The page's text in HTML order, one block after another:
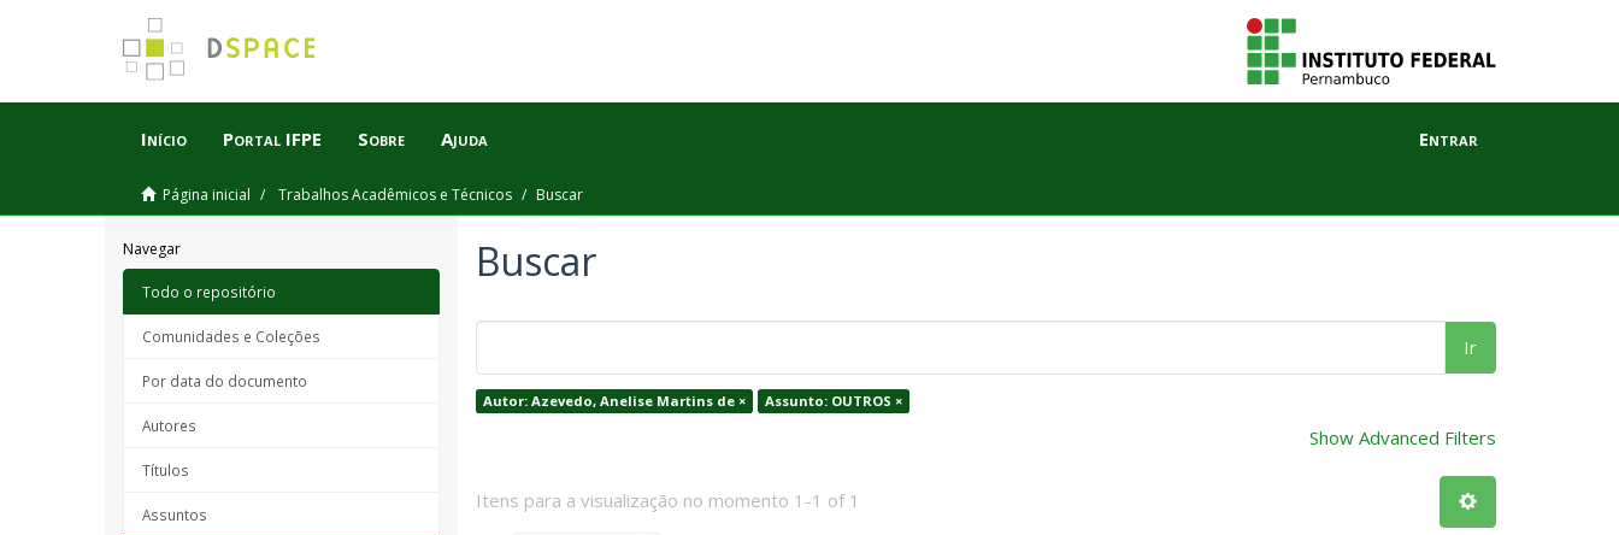
Início Portal IFPE Sobre Ajuda Entrar
Página inicial Trabalhos Acadêmicos e Técnicos Buscar
Navegar
Todo o repositório
Comunidades e Coleções
Por data do documento
Autores
Títulos
Assuntos
Buscar
Ir
Autor: Azevedo, Anelise Martins de × Assunto: OUTROS ×
Show Advanced Filters
Itens para a visualização no momento 1-1 of 1